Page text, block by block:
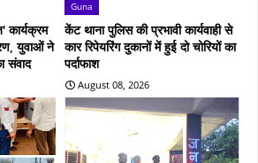
कार्यक्रम
युवाओं ने
संवाद
Guna
केंट थाना पुलिस की प्रभावी कार्यवाही से
कार रिपेयरिंग दुकानों में हुई दो चोरियों का
पर्दाफाश
August 08, 2026